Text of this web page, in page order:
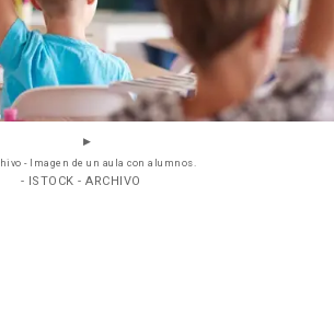
- Imagen de un aula con alumnos.
- ISTOCK - ARCHIVO